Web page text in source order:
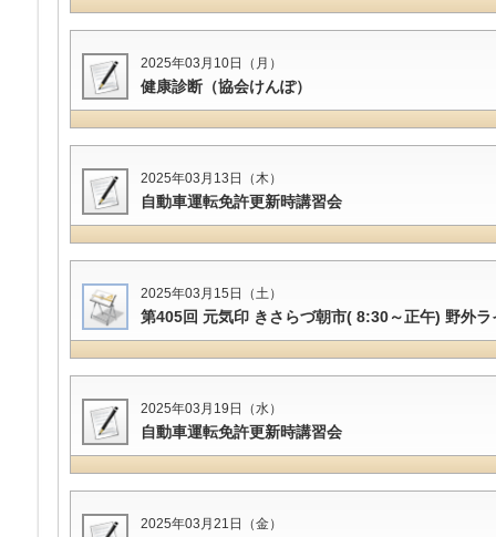
2025年03月10日（月）
健康診断（協会けんぽ）
2025年03月13日（木）
自動車運転免許更新時講習会
2025年03月15日（土）
第405回 元気印 きさらづ朝市( 8:30～正午) 野外
2025年03月19日（水）
自動車運転免許更新時講習会
2025年03月21日（金）